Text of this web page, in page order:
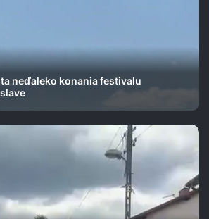
neďaleko konania festivalu